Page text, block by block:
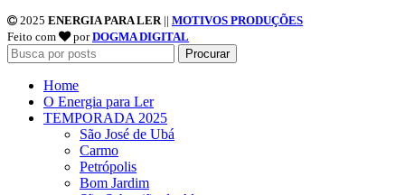
2025 ENERGIA PARA LER || MOTIVOS PRODUÇÕES
Feito com
porDOGMA DIGITAL
Procurar
Home
O Energia para Ler
TEMPORADA 2025
São José de Ubá
Carmo
Petrópolis
Bom Jardim